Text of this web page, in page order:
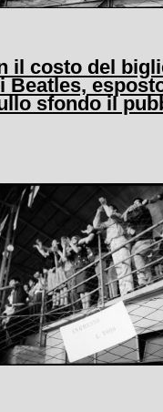
il costo del
Beatles,
sfondo il